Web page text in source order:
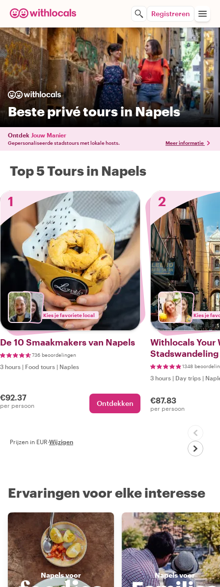
Registreren
Beste privé tours in Napels
Ontdek Jouw Manier
Gepersonaliseerde stadstours met lokale hosts. Meer informatie
Top 5 Tours in Napels
1
Kies je favoriete local
De 10 Smaakmakers van Napels
736 beoordelingen
3 hours | Food tours | Naples
€92.37
per persoon Ontdekken
2
Kies je
Withlocals Your
1348
3 hours | Day trips |
€87.83
per persoon
Prijzen in EUR·Wijzigen
Ervaringen voor elke interesse
Napels voor Napels voor